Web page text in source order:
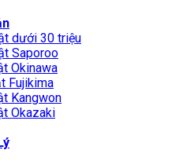
dưới 30 triệu
Saporoo
Okinawa
Fujikima
Kangwon
Okazaki